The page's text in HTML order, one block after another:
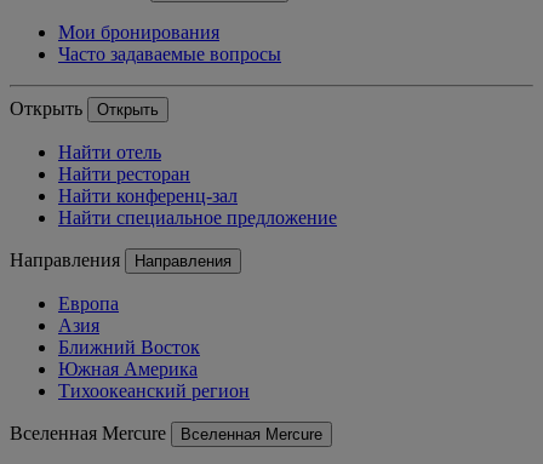
Мои бронирования
Часто задаваемые вопросы
Открыть Открыть
Найти отель
Найти ресторан
Найти конференц-зал
Найти специальное предложение
Направления Направления
Европа
Азия
Ближний Восток
Южная Америка
Тихоокеанский регион
Вселенная Mercure Вселенная Mercure